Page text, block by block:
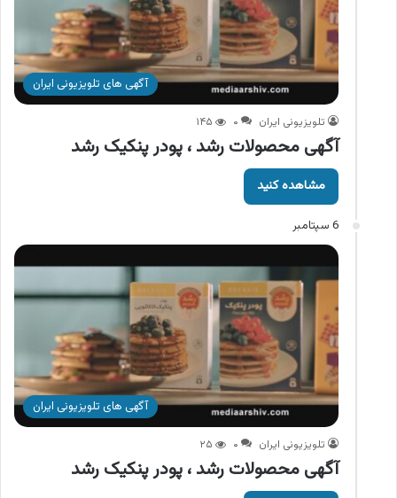
آگهی های تلویزیونی ایران
تلویزیونی ایران ۰ ۱۴۵
آگهی محصولات رشد ، پودر پنکیک رشد
مشاهده کنید
6 سپتامبر
آگهی های تلویزیونی ایران
تلویزیونی ایران ۰ ۲۵
آگهی محصولات رشد ، پودر پنکیک رشد